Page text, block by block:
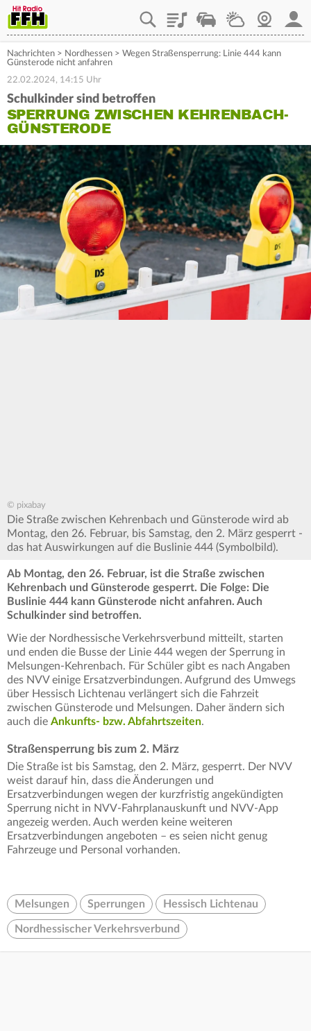
PlaylistStaupilotWetterWebcam
Nachrichten > Nordhessen > Wegen Straßensperrung: Linie 444 kann
Günsterode nicht anfahren
22.02.2024, 14:15 Uhr
Schulkinder sind betroffen
SPERRUNG ZWISCHEN KEHRENBACH-
GÜNSTERODE
© pixabay
Die Straße zwischen Kehrenbach und Günsterode wird ab
Montag, den 26. Februar, bis Samstag, den 2. März gesperrt -
das hat Auswirkungen auf die Buslinie 444 (Symbolbild).
Ab Montag, den 26. Februar, ist die Straße zwischen
Kehrenbach und Günsterode gesperrt. Die Folge: Die
Buslinie 444 kann Günsterode nicht anfahren. Auch
Schulkinder sind betroffen.
Wie der Nordhessische Verkehrsverbund mitteilt, starten
und enden die Busse der Linie 444 wegen der Sperrung in
Melsungen-Kehrenbach. Für Schüler gibt es nach Angaben
des NVV einige Ersatzverbindungen. Aufgrund des Umwegs
über Hessisch Lichtenau verlängert sich die Fahrzeit
zwischen Günsterode und Melsungen. Daher ändern sich
auch die Ankunfts- bzw. Abfahrtszeiten.
Straßensperrung bis zum 2. März
Die Straße ist bis Samstag, den 2. März, gesperrt. Der NVV
weist darauf hin, dass die Änderungen und
Ersatzverbindungen wegen der kurzfristig angekündigten
Sperrung nicht in NVV-Fahrplanauskunft und NVV-App
angezeig werden. Auch werden keine weiteren
Ersatzverbindungen angeboten – es seien nicht genug
Fahrzeuge und Personal vorhanden.
Melsungen Sperrungen Hessisch Lichtenau
Nordhessischer Verkehrsverbund